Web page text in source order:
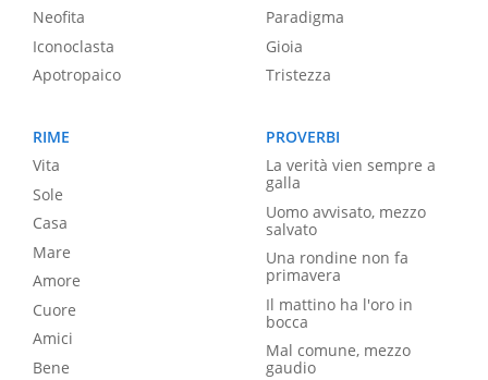
Neofita
Iconoclasta
Apotropaico
Paradigma
Gioia
Tristezza
RIME
Vita
Sole
Casa
Mare
Amore
Cuore
Amici
Bene
PROVERBI
La verità vien sempre a
galla
Uomo avvisato, mezzo
salvato
Una rondine non fa
primavera
Il mattino ha l'oro in
bocca
Mal comune, mezzo
gaudio